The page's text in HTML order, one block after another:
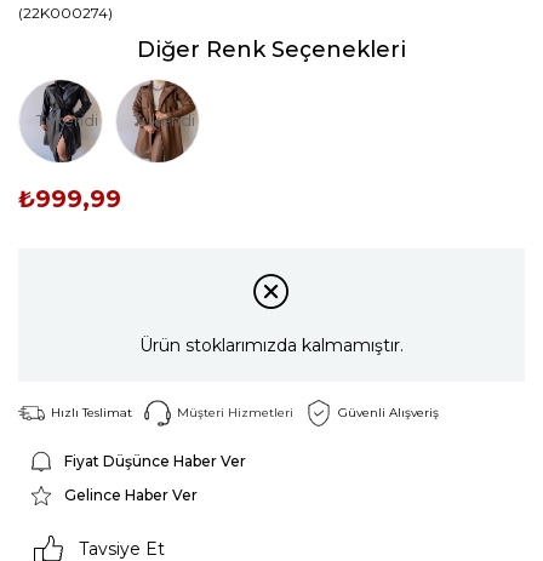
(22K000274)
Diğer Renk Seçenekleri
Tükendi Tükendi
₺999,99
Ürün stoklarımızda kalmamıştır.
Hızlı Teslimat Müşteri Hizmetleri Güvenli Alışveriş
Fiyat Düşünce Haber Ver
Gelince Haber Ver
Tavsiye Et